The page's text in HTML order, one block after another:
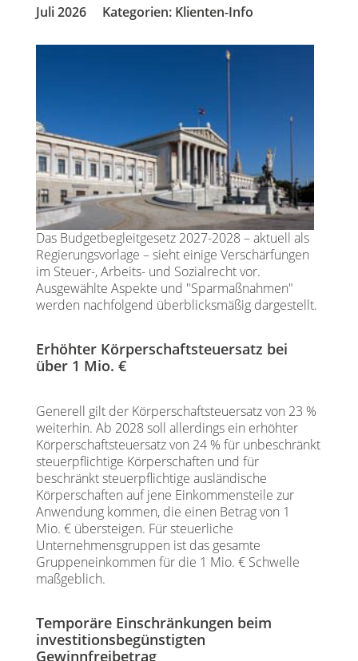
Juli 2026 Kategorien: Klienten-Info
Das Budgetbegleitgesetz 2027-2028 – aktuell als
Regierungsvorlage – sieht einige Verschärfungen
im Steuer-, Arbeits- und Sozialrecht vor.
Ausgewählte Aspekte und "Sparmaßnahmen"
werden nachfolgend überblicksmäßig dargestellt.
Erhöhter Körperschaftsteuersatz bei
über 1 Mio. €
Generell gilt der Körperschaftsteuersatz von 23 %
weiterhin. Ab 2028 soll allerdings ein erhöhter
Körperschaftsteuersatz von 24 % für unbeschränkt
steuerpflichtige Körperschaften und für
beschränkt steuerpflichtige ausländische
Körperschaften auf jene Einkommensteile zur
Anwendung kommen, die einen Betrag von 1
Mio. € übersteigen. Für steuerliche
Unternehmensgruppen ist das gesamte
Gruppeneinkommen für die 1 Mio. € Schwelle
maßgeblich.
Temporäre Einschränkungen beim
investitionsbegünstigten
Gewinnfreibetrag